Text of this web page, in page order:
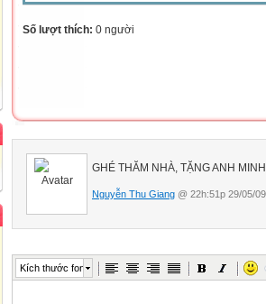
Số lượt thích: 0 người
GHÉ THĂM NHÀ, TẶNG ANH
Nguyễn Thu Giang @ 22h:51p 29/05/09
Kích thước font